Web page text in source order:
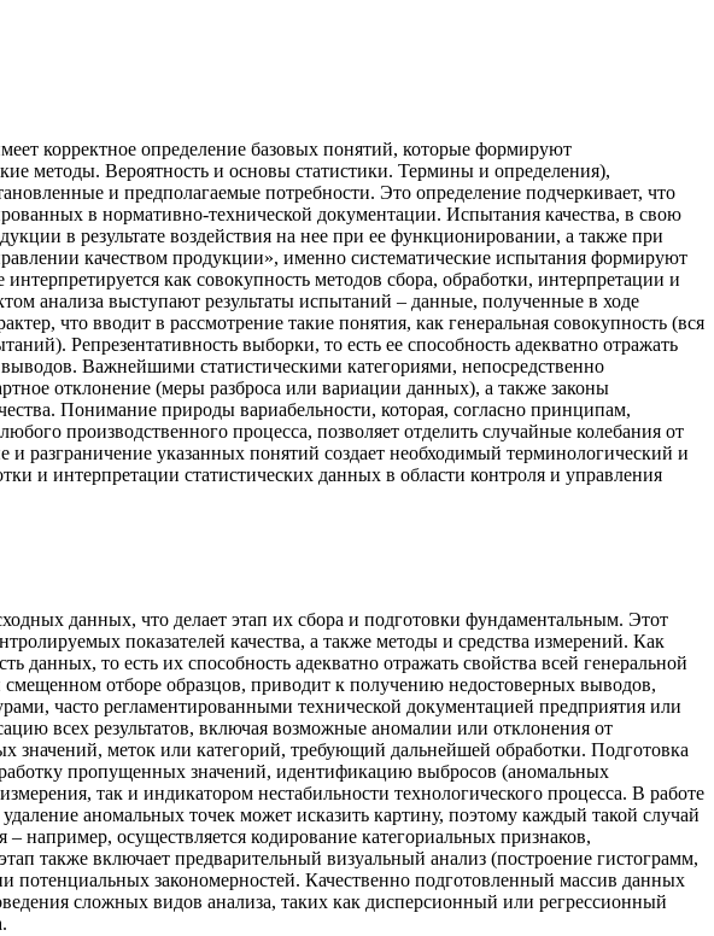
корректное определение базовых понятий, которые формируют
методы. Вероятность и основы статистики. Термины и определения),
и предполагаемые потребности. Это определение подчеркивает, что
в нормативно-технической документации. Испытания качества, в свою
в результате воздействия на нее при ее функционировании, а также при
качеством продукции», именно систематические испытания формируют
как совокупность методов сбора, обработки, интерпретации и
анализа выступают результаты испытаний – данные, полученные в ходе
что вводит в рассмотрение такие понятия, как генеральная совокупность (вся
Репрезентативность выборки, то есть ее способность адекватно отражать
Важнейшими статистическими категориями, непосредственно
отклонение (меры разброса или вариации данных), а также законы
Понимание природы вариабельности, которая, согласно принципам,
производственного процесса, позволяет отделить случайные колебания от
разграничение указанных понятий создает необходимый терминологический и
и интерпретации статистических данных в области контроля и управления
данных, что делает этап их сбора и подготовки фундаментальным. Этот
показателей качества, а также методы и средства измерений. Как
то есть их способность адекватно отражать свойства всей генеральной
отборе образцов, приводит к получению недостоверных выводов,
часто регламентированными технической документацией предприятия или
всех результатов, включая возможные аномалии или отклонения от
значений, меток или категорий, требующий дальнейшей обработки. Подготовка
пропущенных значений, идентификацию выбросов (аномальных
так и индикатором нестабильности технологического процесса. В работе
аномальных точек может исказить картину, поэтому каждый такой случай
например, осуществляется кодирование категориальных признаков,
также включает предварительный визуальный анализ (построение гистограмм,
потенциальных закономерностей. Качественно подготовленный массив данных
сложных видов анализа, таких как дисперсионный или регрессионный